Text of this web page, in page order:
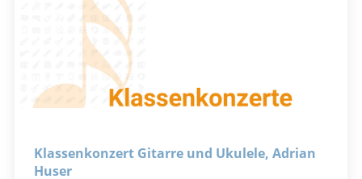
Klassenkonzert Gitarre und Ukulele, Adrian
Huser